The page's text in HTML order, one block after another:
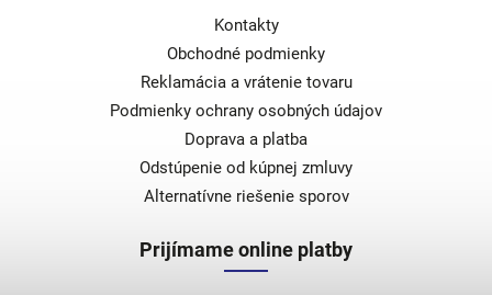
Kontakty
Obchodné podmienky
Reklamácia a vrátenie tovaru
Podmienky ochrany osobných údajov
Doprava a platba
Odstúpenie od kúpnej zmluvy
Alternatívne riešenie sporov
Prijímame online platby